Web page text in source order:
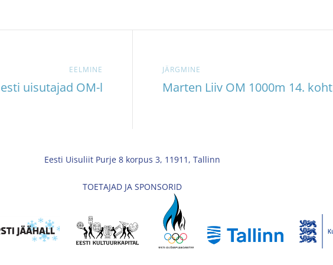
EELMINE
uisutajad OM-l
JÄRGMINE
Marten Liiv OM 1000m 14. koht
Eesti Uisuliit Purje 8 korpus 3, 11911, Tallinn
TOETAJAD JA SPONSORID